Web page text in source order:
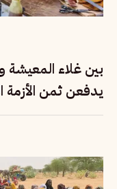
بين غلاء المعيشة
يدفعن ثمن الأزمة